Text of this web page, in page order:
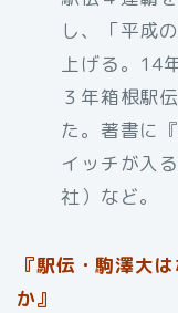
し、「平成
上げる。14
３年箱根駅
た。著書に
イッチが入
社）など。
『駅伝・駒澤大
か』